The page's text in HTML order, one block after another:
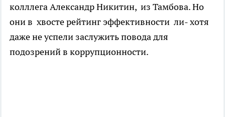
колллега Александр Никитин, из Тамбова. Но
они в хвосте рейтинг эффективности ли- хотя
даже не успели заслужить повода для
подозрений в коррупционности.